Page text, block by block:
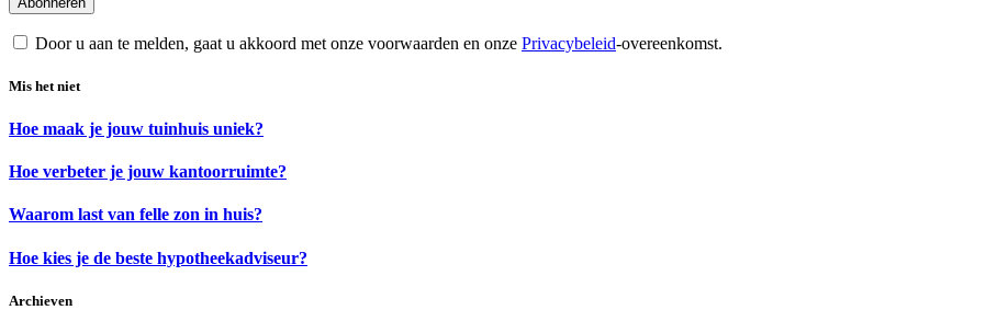
Door u aan te melden, gaat u akkoord met onze voorwaarden en onze Privacybeleid-overeenkomst.
Mis het niet
Hoe maak je jouw tuinhuis uniek?
Hoe verbeter je jouw kantoorruimte?
Waarom last van felle zon in huis?
Hoe kies je de beste hypotheekadviseur?
Archieven